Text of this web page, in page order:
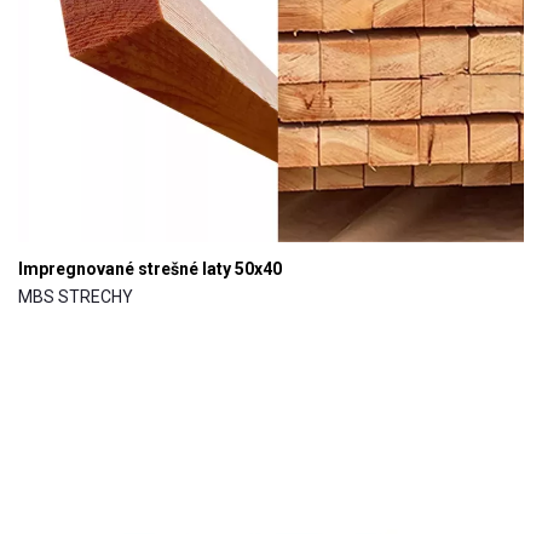
Impregnované strešné laty 50x40
MBS STRECHY